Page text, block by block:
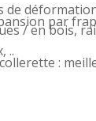
de
/ en bois,
..
par
:
un seau